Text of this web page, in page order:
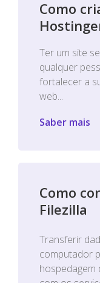
Como
Ter um site
qualquer
fortalecer a
web...
Saber mais
Como
Filezilla
Transferir
computador
hospedagem